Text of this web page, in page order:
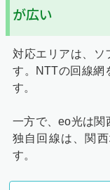
が広い
対応エリアは、ソ
す。NTTの回線網
す。
一方で、eo光は関
独自回線は、関
す。